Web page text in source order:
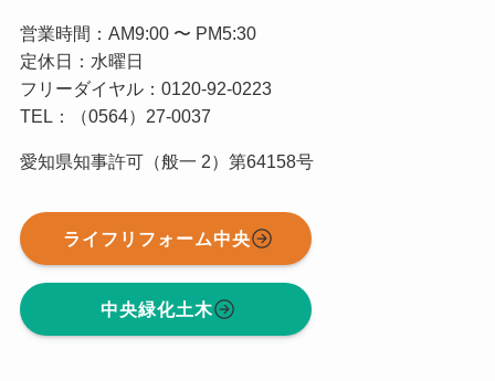
営業時間：AM9:00 〜 PM5:30
定休日：水曜日
フリーダイヤル：0120-92-0223
TEL：（0564）27-0037
愛知県知事許可（般一 2）第64158号
ライフリフォーム中央
中央緑化土木